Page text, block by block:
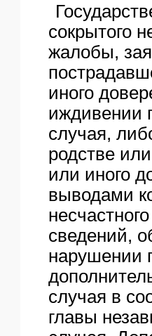
сокрытого
жалобы,
иного
иждивении
случая,
родстве
или иного
выводами
сведений,
нарушении
случая в
главы